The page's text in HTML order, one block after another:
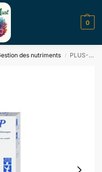
0
des nutriments / PLUS- NP Tropic Marin